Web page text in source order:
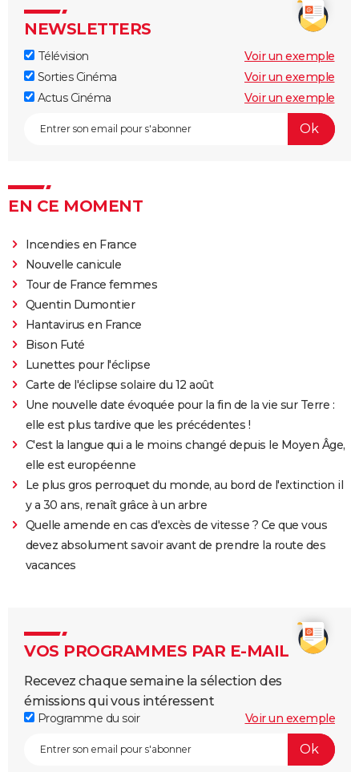
NEWSLETTERS
Télévision
Voir un exemple
Sorties Cinéma
Voir un exemple
Actus Cinéma
Voir un exemple
EN CE MOMENT
Incendies en France
Nouvelle canicule
Tour de France femmes
Quentin Dumontier
Hantavirus en France
Bison Futé
Lunettes pour l'éclipse
Carte de l'éclipse solaire du 12 août
Une nouvelle date évoquée pour la fin de la vie sur Terre :
elle est plus tardive que les précédentes !
C'est la langue qui a le moins changé depuis le Moyen Âge,
elle est européenne
Le plus gros perroquet du monde, au bord de l'extinction il
y a 30 ans, renaît grâce à un arbre
Quelle amende en cas d'excès de vitesse ? Ce que vous
devez absolument savoir avant de prendre la route des
vacances
VOS PROGRAMMES PAR E-MAIL
Recevez chaque semaine la sélection des
émissions qui vous intéressent
Programme du soir Voir un exemple